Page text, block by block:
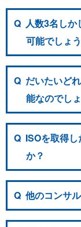
Q 人数3名し
可能でしょ
Q だいたいど
能なのでし
Q ISOを取得
か？
Q 他のコンサ